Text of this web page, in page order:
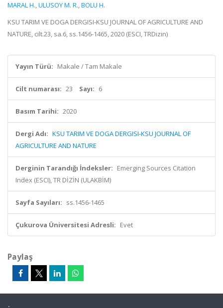
MARAL H.,ULUSOY M. R.,BOLU H.
KSU TARIM VE DOGA DERGISI-KSU JOURNAL OF AGRICULTURE AND
NATURE, cilt.23, sa.6, ss.1456-1465, 2020 (ESCI, TRDizin)
Yayın Türü: Makale / Tam Makale
Cilt numarası: 23 Sayı: 6
Basım Tarihi: 2020
Dergi Adı: KSU TARIM VE DOGA DERGISI-KSU JOURNAL OF
AGRICULTURE AND NATURE
Derginin Tarandığı İndeksler: Emerging Sources Citation
Index (ESCI), TR DİZİN (ULAKBİM)
Sayfa Sayıları: ss.1456-1465
Çukurova Üniversitesi Adresli: Evet
Paylaş